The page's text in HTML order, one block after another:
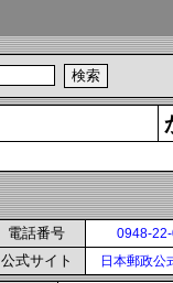
電話番号 0948-
公式サイト 日本郵政公